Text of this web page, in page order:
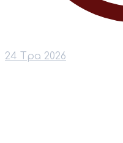
24 Тра 2026